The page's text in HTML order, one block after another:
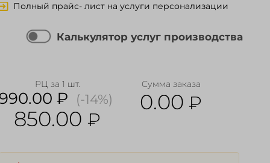
Полный прайс- лист на услуги персонализации
Калькулятор услуг производства
РЦ за 1 шт.
₽ (-14%)
850.00 ₽
Сумма заказа
0.00 ₽